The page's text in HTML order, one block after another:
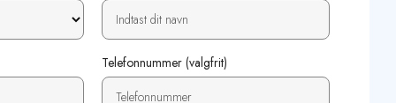
Telefonnummer (valgfrit)